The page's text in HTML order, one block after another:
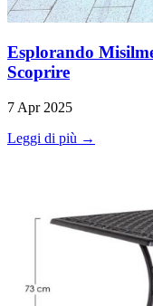
Esplorando
Scoprire
7 Apr 2025
Leggi di più →